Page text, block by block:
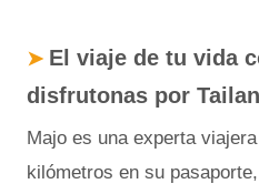
➤ El viaje de tu vida
disfrutonas por
Majo es una experta
kilómetros en su